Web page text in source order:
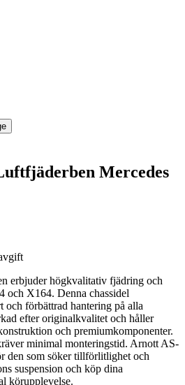
Mercedes
erbjuder högkvalitativ fjädring och
och X164. Denna chassidel
och förbättrad hantering på alla
efter originalkvalitet och håller
och premiumkomponenter.
minimal monteringstid. Arnott AS-
den som söker tillförlitlighet och
suspension och köp dina
körupplevelse.